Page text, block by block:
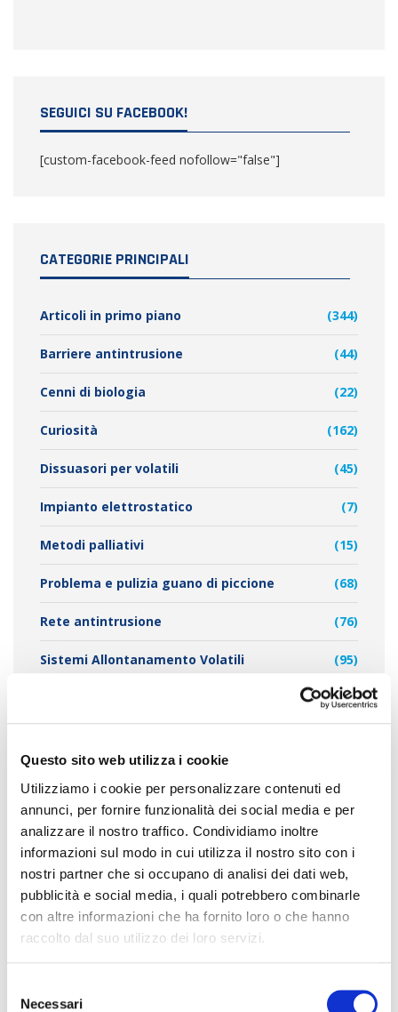
Questo sito web utilizza i cookie
Utilizziamo i cookie per personalizzare contenuti ed
annunci, per fornire funzionalità dei social media e per
analizzare il nostro traffico. Condividiamo inoltre
informazioni sul modo in cui utilizza il nostro sito con i
nostri partner che si occupano di analisi dei dati web,
pubblicità e social media, i quali potrebbero combinarle
con altre informazioni che ha fornito loro o che hanno
raccolto dal suo utilizzo dei loro servizi.
Necessari
SEGUICI SU FACEBOOK!
[custom-facebook-feed nofollow="false"]
CATEGORIE PRINCIPALI
Articoli in primo piano (344)
Barriere antintrusione (44)
Cenni di biologia (22)
Curiosità (162)
Dissuasori per volatili (45)
Impianto elettrostatico (7)
Metodi palliativi (15)
Problema e pulizia guano di piccione (68)
Rete antintrusione (76)
Sistemi Allontanamento Volatili (95)
TAG CLOUD
allontanamento dei piccioni
allontanamento piccioni allontanamento
allontanamento